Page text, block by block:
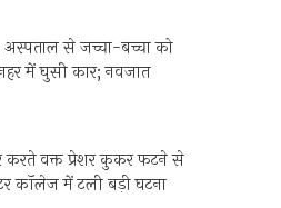
अस्पताल से जच्चा-बच्चा को
में घुसी कार; नवजात
करते वक्त प्रेशर कुकर फटने से
कॉलेज में टली बड़ी घटना